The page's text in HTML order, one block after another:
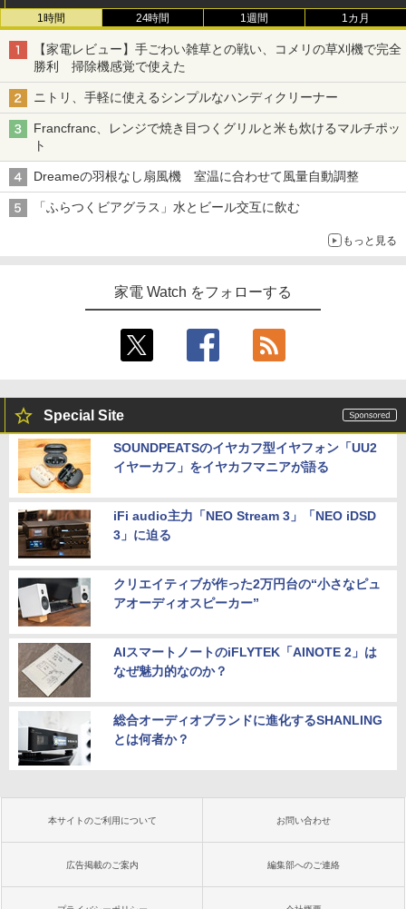
1時間 24時間 1週間 1カ月
【家電レビュー】手ごわい雑草との戦い、コメリの草刈機で完全
勝利 掃除機感覚で使えた
ニトリ、手軽に使えるシンプルなハンディクリーナー
Francfranc、レンジで焼き目つくグリルと米も炊けるマルチポッ
ト
Dreameの羽根なし扇風機 室温に合わせて風量自動調整
「ふらつくビアグラス」水とビール交互に飲む
もっと見る
家電 Watch をフォローする
Special Site
SOUNDPEATSのイヤカフ型イヤフォン「UU2
イヤーカフ」をイヤカフマニアが語る
iFi audio主力「NEO Stream 3」「NEO iDSD
3」に迫る
クリエイティブが作った2万円台の“小さなピュ
アオーディオスピーカー”
AIスマートノートのiFLYTEK「AINOTE 2」は
なぜ魅力的なのか？
総合オーディオブランドに進化するSHANLING
とは何者か？
本サイトのご利用について お問い合わせ
広告掲載のご案内 編集部へのご連絡